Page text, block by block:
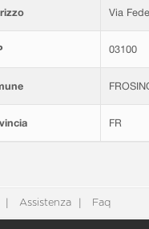
Via
03100
FR
Assistenza Faq